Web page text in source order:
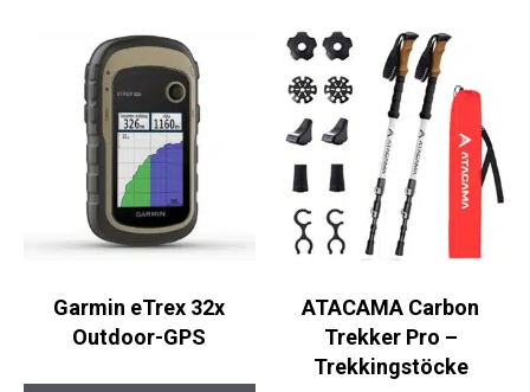
Preis prüfen